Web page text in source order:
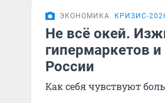
ЭКОНОМИКА КРИЗИС-
Не всё окей.
гипермаркетов
России
Как себя чувствуют